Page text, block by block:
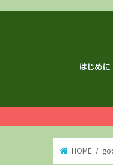
はじめに
HOME